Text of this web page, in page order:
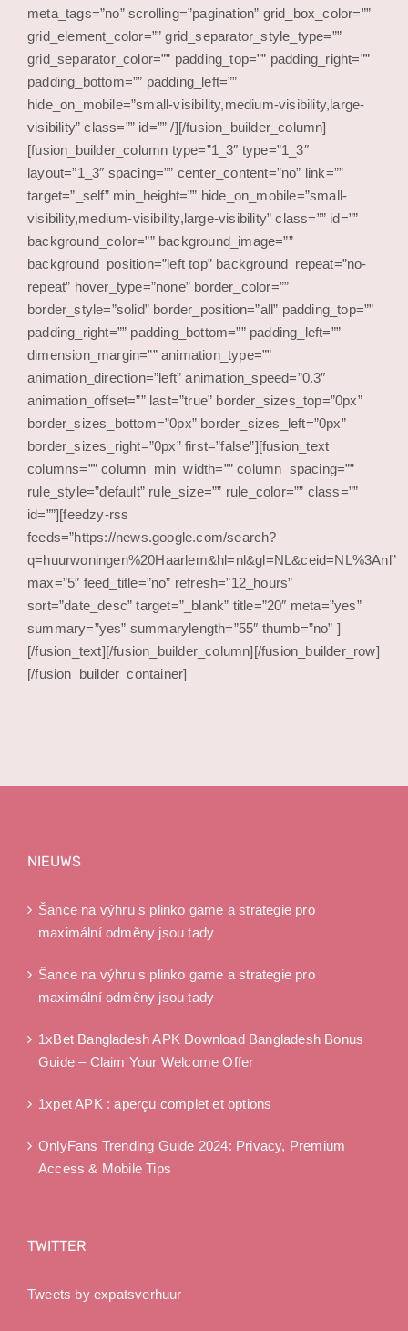
meta_tags=”no” scrolling=”pagination” grid_box_color=””
grid_element_color=”” grid_separator_style_type=””
grid_separator_color=”” padding_top=”” padding_right=””
padding_bottom=”” padding_left=””
hide_on_mobile=”small-visibility,medium-visibility,large-
visibility” class=”” id=”” /][/fusion_builder_column]
[fusion_builder_column type=”1_3″ type=”1_3″
layout=”1_3″ spacing=”” center_content=”no” link=””
target=”_self” min_height=”” hide_on_mobile=”small-
visibility,medium-visibility,large-visibility” class=”” id=””
background_color=”” background_image=””
background_position=”left top” background_repeat=”no-
repeat” hover_type=”none” border_color=””
border_style=”solid” border_position=”all” padding_top=””
padding_right=”” padding_bottom=”” padding_left=””
dimension_margin=”” animation_type=””
animation_direction=”left” animation_speed=”0.3″
animation_offset=”” last=”true” border_sizes_top=”0px”
border_sizes_bottom=”0px” border_sizes_left=”0px”
border_sizes_right=”0px” first=”false”][fusion_text
columns=”” column_min_width=”” column_spacing=””
rule_style=”default” rule_size=”” rule_color=”” class=””
id=””][feedzy-rss
feeds=”https://news.google.com/search?
q=huurwoningen%20Haarlem&hl=nl&gl=NL&ceid=NL%3Anl”
max=”5″ feed_title=”no” refresh=”12_hours”
sort=”date_desc” target=”_blank” title=”20″ meta=”yes”
summary=”yes” summarylength=”55″ thumb=”no” ]
[/fusion_text][/fusion_builder_column][/fusion_builder_row]
[/fusion_builder_container]
NIEUWS
Šance na výhru s plinko game a strategie pro
maximální odměny jsou tady
Šance na výhru s plinko game a strategie pro
maximální odměny jsou tady
1xBet Bangladesh APK Download Bangladesh Bonus
Guide – Claim Your Welcome Offer
1xpet APK : aperçu complet et options
OnlyFans Trending Guide 2024: Privacy, Premium
Access & Mobile Tips
TWITTER
Tweets by expatsverhuur